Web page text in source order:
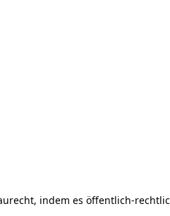
indem es öffentlich-